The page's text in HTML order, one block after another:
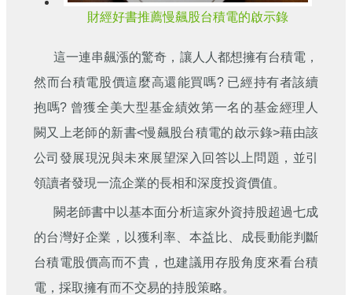
財經好書推薦慢飆股台積電的啟示錄
這一連串飆漲的驚奇，讓人人都想擁有台積電，
然而台積電股價這麼高還能買嗎? 已經持有者該續
抱嗎? 曾獲全美大型基金績效第一名的基金經理人
闕又上老師的新書<慢飆股台積電的啟示錄>藉由該
公司發展現況與未來展望深入回答以上問題，並引
領讀者發現一流企業的長相和深度投資價值。
闕老師書中以基本面分析這家外資持股超過七成
的台灣好企業，以獲利率、本益比、成長動能判斷
台積電股價高而不貴，也建議用存股角度來看台積
電，採取擁有而不交易的持股策略。